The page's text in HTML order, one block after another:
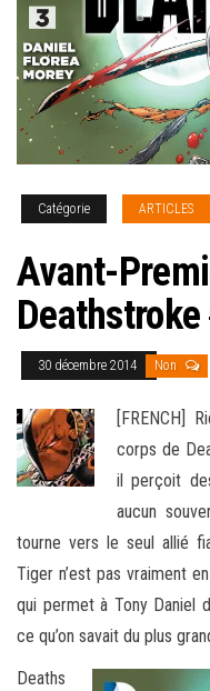
Catégorie ARTICLES
Avant-
Deathstroke
30 décembre 2014 Non
[FRENCH]
corps de
il perçoit
aucun
tourne vers le seul allié
Tiger n’est pas vraiment
qui permet à Tony Daniel
ce qu’on savait du plus
Deaths